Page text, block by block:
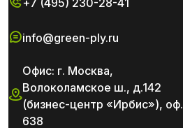
info@green-ply.ru
Офис: г. Москва,
Волоколамское ш., д.142
(бизнес-центр «Ирбис»), оф.
638